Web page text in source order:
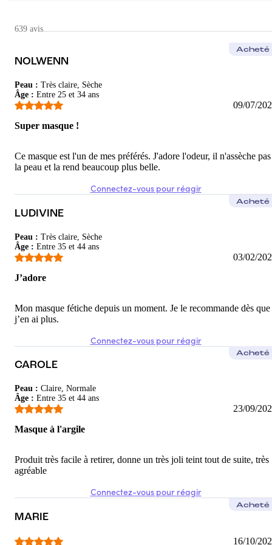
Incroyable
Texture agréable , et couleur clair et facile à appliquer. Odeur
Anaïs
Super masque
La texture de ce masque est tellement agréable et je vois une
639 avis
NOLWENN
Peau : Très claire, Sèche
Âge : Entre 25 et 34 ans
Acheté
09/07/
Super masque !
Ce masque est l'un de mes préférés. J'adore l'odeur, il n'assèche pas
la peau et la rend beaucoup plus belle.
Connectez-vous pour réagir
LUDIVINE
Peau : Très claire, Sèche
Âge : Entre 35 et 44 ans
Acheté
03/02/
J’adore
Mon masque fétiche depuis un moment. Je le recommande dès que
j’en ai plus.
Connectez-vous pour réagir
CAROLE
Peau : Claire, Normale
Âge : Entre 35 et 44 ans
Acheté
23/09/
Masque à l'argile
Produit très facile à retirer, donne un très joli teint tout de suite, très
agréable
Connectez-vous pour réagir
MARIE
Acheté
16/10/